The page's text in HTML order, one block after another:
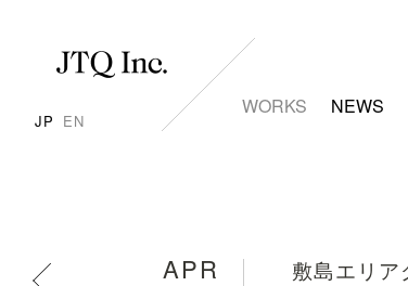
JP EN
WORKS NEWS
APR
敷島エリア